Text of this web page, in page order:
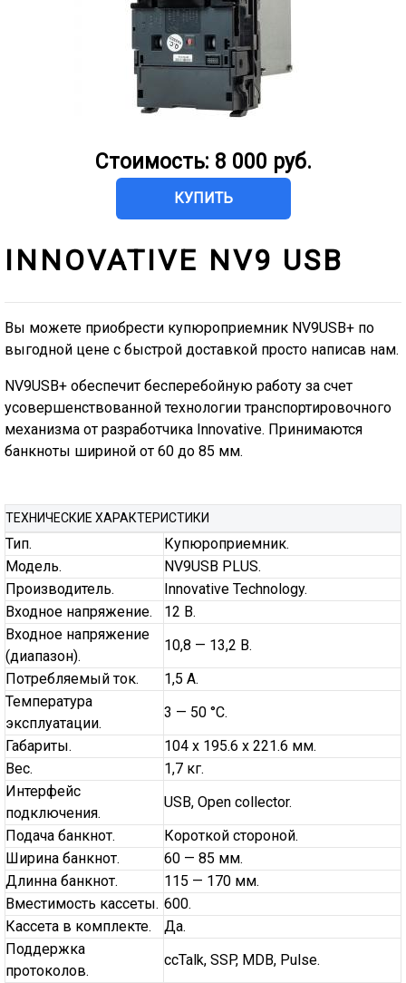
Пленка PCap 2 touch 32
Пленка PCap 2 touch 42
Стоимость: 8 000 руб.
КУПИТЬ
INNOVATIVE NV9 USB
Вы можете приобрести купюроприемник NV9USB+ по
выгодной цене с быстрой доставкой просто написав нам.
NV9USB+ обеспечит бесперебойную работу за счет
усовершенствованной технологии транспортировочного
механизма от разработчика Innovative. Принимаются
банкноты шириной от 60 до 85 мм.
ТЕХНИЧЕСКИЕ ХАРАКТЕРИСТИКИ
Тип.
Купюроприемник.
Модель.
NV9USB PLUS.
Производитель.
Innovative Technology.
Входное напряжение.
12 В.
Входное напряжение
(диапазон).
10,8 — 13,2 В.
Потребляемый ток.
1,5 А.
Температура
эксплуатации.
3 — 50 °С.
Габариты.
104 x 195.6 x 221.6 мм.
Вес.
1,7 кг.
Интерфейс
подключения.
USB, Open collector.
Подача банкнот.
Короткой стороной.
Ширина банкнот.
60 — 85 мм.
Длинна банкнот.
115 — 170 мм.
Вместимость кассеты. 600.
Кассета в комплекте.
Да.
Поддержка
протоколов.
ccTalk, SSP, MDB, Pulse.